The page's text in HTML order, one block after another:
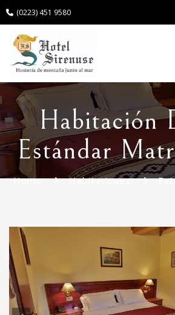
(0223) 451 9580
Habitación
Estándar
Home Habitaciones
Anterior